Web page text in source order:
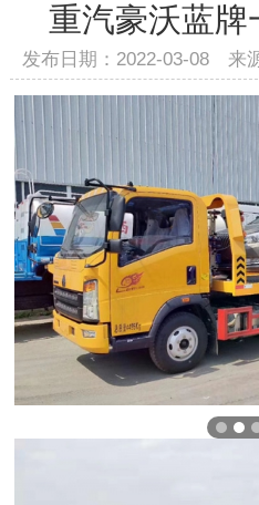
重汽豪沃蓝牌
发布日期：2022-03-08 来